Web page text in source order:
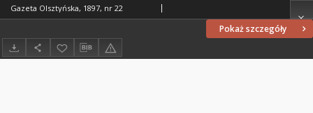
Pokaż szczegóły
Gazeta Olsztyńska, 1897, nr 22